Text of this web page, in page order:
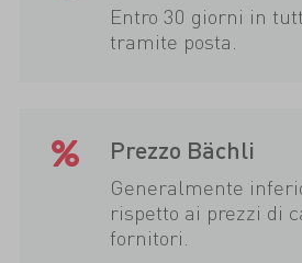
Entro 30 giorni in
tramite posta.
Prezzo Bächli
Generalmente
rispetto ai prezzi di
fornitori.